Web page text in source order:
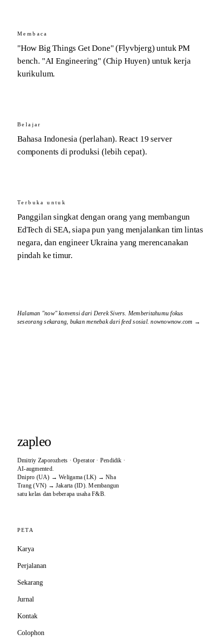
Membaca
"How Big Things Get Done" (Flyvbjerg) untuk PM
bench. "AI Engineering" (Chip Huyen) untuk kerja
kurikulum.
Belajar
Bahasa Indonesia (perlahan). React 19 server
components di produksi (lebih cepat).
Terbuka untuk
Panggilan singkat dengan orang yang membangun
EdTech di SEA, siapa pun yang menjalankan tim lintas
negara, dan engineer Ukraina yang merencanakan
pindah ke timur.
Halaman "now" konvensi dari Derek Sivers. Memberitahumu fokus
seseorang sekarang, bukan menebak dari feed sosial. nownownow.com →
zapleo
Dmitriy Zaporozhets · Operator · Pendidik ·
AI-augmented.
Dnipro (UA) → Weligama (LK) → Nha
Trang (VN) → Jakarta (ID). Membangun
satu kelas dan beberapa usaha F&B.
PETA
Karya
Perjalanan
Sekarang
Jurnal
Kontak
Colophon